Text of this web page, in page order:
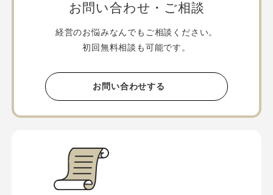
お問い合わせ・ご相談
経営のお悩みなんでもご相談ください。
初回無料相談も可能です。
お問い合わせする